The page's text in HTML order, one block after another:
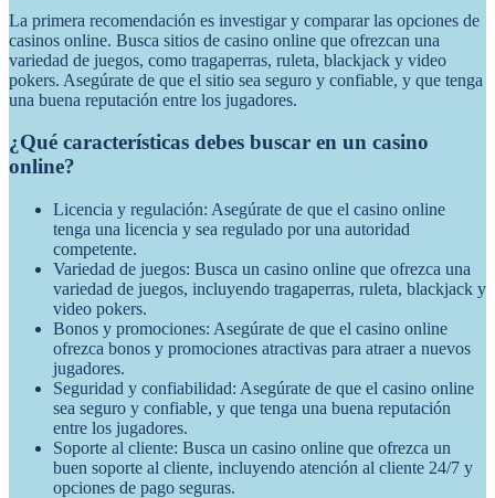
La primera recomendación es investigar y comparar las opciones de
casinos online. Busca sitios de casino online que ofrezcan una
variedad de juegos, como tragaperras, ruleta, blackjack y video
pokers. Asegúrate de que el sitio sea seguro y confiable, y que tenga
una buena reputación entre los jugadores.
¿Qué características debes buscar en un casino
online?
Licencia y regulación: Asegúrate de que el casino online
tenga una licencia y sea regulado por una autoridad
competente.
Variedad de juegos: Busca un casino online que ofrezca una
variedad de juegos, incluyendo tragaperras, ruleta, blackjack y
video pokers.
Bonos y promociones: Asegúrate de que el casino online
ofrezca bonos y promociones atractivas para atraer a nuevos
jugadores.
Seguridad y confiabilidad: Asegúrate de que el casino online
sea seguro y confiable, y que tenga una buena reputación
entre los jugadores.
Soporte al cliente: Busca un casino online que ofrezca un
buen soporte al cliente, incluyendo atención al cliente 24/7 y
opciones de pago seguras.